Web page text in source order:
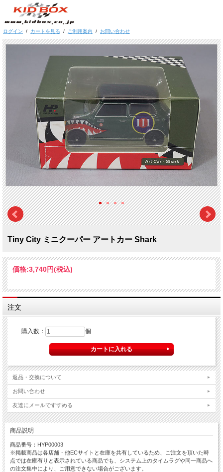
ログイン / カートを見る / ご利用案内 / お問い合わせ
Tiny City ミニクーパー アートカー Shark
価格:3,740円(税込)
注文
購入数： 個
返品・交換について
お問い合わせ
友達にメールですすめる
商品説明
商品番号：HYP00003
※掲載商品は各店舗・他ECサイトと在庫を共有しているため、ご注文を頂いた時
点では在庫有りと表示されている商品でも、システム上のタイムラグや同一商品へ
の注文集中により、ご用意できない場合がございます。